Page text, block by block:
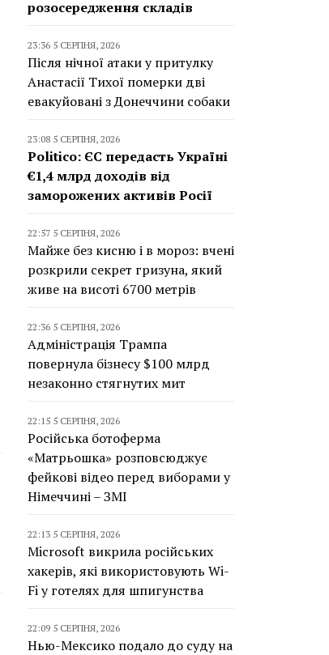
розосередження складів
23:36 5 СЕРПНЯ, 2026
Після нічної атаки у притулку
Анастасії Тихої померки дві
евакуйовані з Донеччини собаки
23:08 5 СЕРПНЯ, 2026
Politico: ЄС передасть Україні
€1,4 млрд доходів від
заморожених активів Росії
22:57 5 СЕРПНЯ, 2026
Майже без кисню і в мороз: вчені
розкрили секрет гризуна, який
живе на висоті 6700 метрів
22:36 5 СЕРПНЯ, 2026
Адміністрація Трампа
повернула бізнесу $100 млрд
незаконно стягнутих мит
22:15 5 СЕРПНЯ, 2026
Російська ботоферма
«Матрьошка» розповсюджує
фейкові відео перед виборами у
Німеччині – ЗМІ
22:13 5 СЕРПНЯ, 2026
Microsoft викрила російських
хакерів, які використовують Wi-
Fi у готелях для шпигунства
22:09 5 СЕРПНЯ, 2026
Нью-Мексико подало до суду на